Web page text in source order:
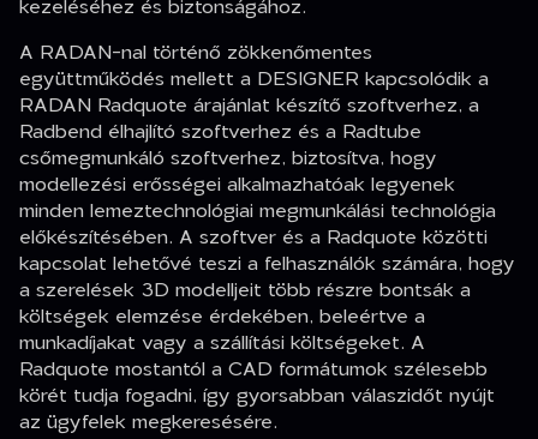
A RADAN-nal történő zökkenőmentes
együttműködés mellett a DESIGNER kapcsolódik a
RADAN Radquote árajánlat készítő szoftverhez, a
Radbend élhajlító szoftverhez és a Radtube
csőmegmunkáló szoftverhez, biztosítva, hogy
modellezési erősségei alkalmazhatóak legyenek
minden lemeztechnológiai megmunkálási technológia
előkészítésében. A szoftver és a Radquote közötti
kapcsolat lehetővé teszi a felhasználók számára, hogy
a szerelések 3D modelljeit több részre bontsák a
költségek elemzése érdekében, beleértve a
munkadíjakat vagy a szállítási költségeket. A
Radquote mostantól a CAD formátumok szélesebb
körét tudja fogadni, így gyorsabban válaszidőt nyújt
az ügyfelek megkeresésére.